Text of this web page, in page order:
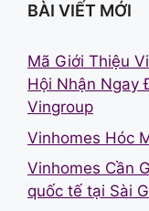
BÀI VIẾT MỚI
Mã Giới Thiệu
Hội Nhận Ngay
Vingroup
Vinhomes Hóc
Vinhomes Cần
quốc tế tại Sài